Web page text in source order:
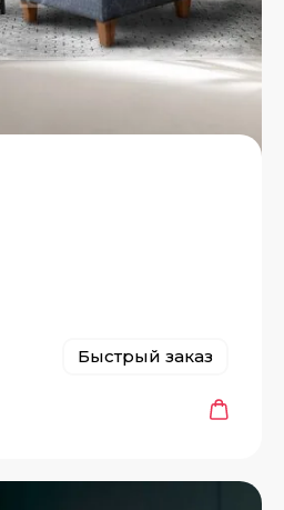
Быстрый заказ